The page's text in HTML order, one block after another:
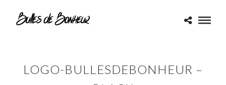
LOGO-BULLESDEBONHEUR –